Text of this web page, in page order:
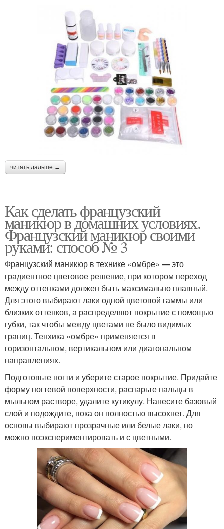
читать дальше →
Как сделать французский
маникюр в домашних условиях.
Французский маникюр своими
руками: способ № 3
Французский маникюр в технике «омбре» — это
градиентное цветовое решение, при котором переход
между оттенками должен быть максимально плавный.
Для этого выбирают лаки одной цветовой гаммы или
близких оттенков, а распределяют покрытие с помощью
губки, так чтобы между цветами не было видимых
границ. Тенхика «омбре» применяется в
горизонтальном, вертикальном или диагональном
направлениях.
Подготовьте ногти и уберите старое покрытие. Придайте
форму ногтевой поверхности, распарьте пальцы в
мыльном растворе, удалите кутикулу. Нанесите базовый
слой и подождите, пока он полностью высохнет. Для
основы выбирают прозрачные или белые лаки, но
можно поэкспериментировать и с цветными.